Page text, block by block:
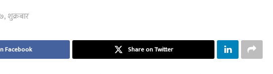
शुक्रबार
Facebook Share on Twitter